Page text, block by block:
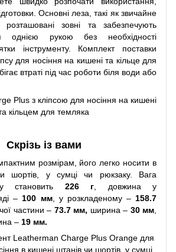
Основні леза, такі як звичайне
зовні та забезпечують
однією рукою без необхідності
інструменту. Комплект поставки
для носіння на кишені та кільце для
втраті під час роботи біля води або
Скрізь із вами
розмірам, його легко носити в
шортів, у сумці чи рюкзаку. Вага
становить 226 г , довжина у
– 100 мм, у розкладеному – 158.7
частини – 73.7 мм, ширина – 30 мм
– 19 мм.